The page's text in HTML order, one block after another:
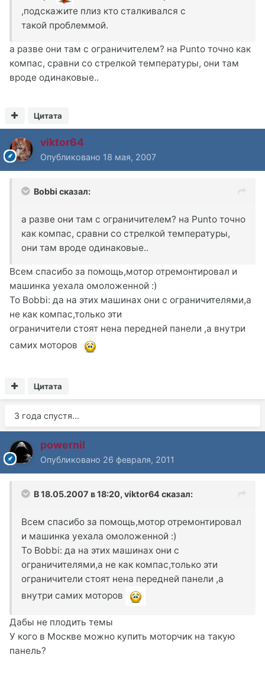
,подскажите плиз кто сталкивался с
такой проблеммой.
а разве они там с ограничителем? на Punto точно как
компас, сравни со стрелкой температуры, они там
вроде одинаковые..
Цитата
viktor64
Опубликовано 18 мая, 2007
Bobbi сказал:
а разве они там с ограничителем? на Punto точно
как компас, сравни со стрелкой температуры,
они там вроде одинаковые..
Всем спасибо за помощь,мотор отремонтировал и
машинка уехала омоложенной :)
To Bobbi: да на этих машинах они с ограничителями,а
не как компас,только эти
ограничители стоят нена передней панели ,а внутри
самих моторов
Цитата
3 года спустя...
powernil
Опубликовано 26 февраля, 2011
В 18.05.2007 в 18:20, viktor64 сказал:
Всем спасибо за помощь,мотор отремонтировал
и машинка уехала омоложенной :)
To Bobbi: да на этих машинах они с
ограничителями,а не как компас,только эти
ограничители стоят нена передней панели ,а
внутри самих моторов
Дабы не плодить темы
У кого в Москве можно купить моторчик на такую
панель?